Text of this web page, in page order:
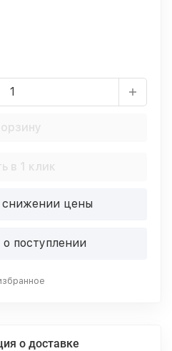
в 1 клик
цены
поступлении
о доставке